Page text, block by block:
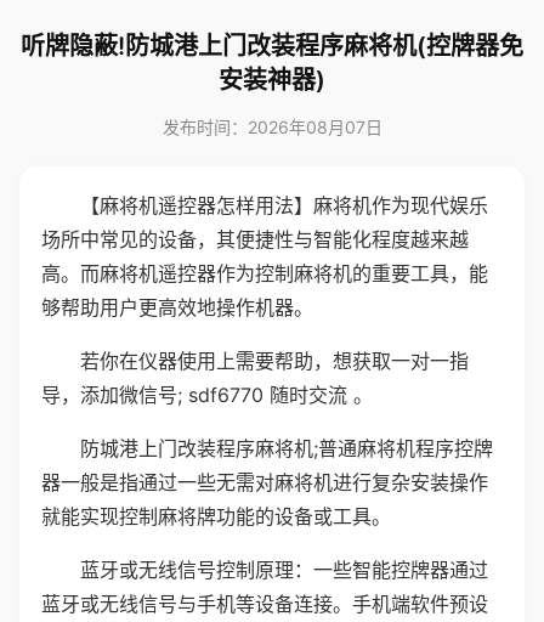
听牌隐蔽!防城港上门改装程序麻将机(控牌器免
安装神器)
发布时间：2026年08月07日
【麻将机遥控器怎样用法】麻将机作为现代娱乐
场所中常见的设备，其便捷性与智能化程度越来越
高。而麻将机遥控器作为控制麻将机的重要工具，能
够帮助用户更高效地操作机器。
若你在仪器使用上需要帮助，想获取一对一指
导，添加微信号; sdf6770 随时交流 。
防城港上门改装程序麻将机;普通麻将机程序控牌
器一般是指通过一些无需对麻将机进行复杂安装操作
就能实现控制麻将牌功能的设备或工具。
蓝牙或无线信号控制原理：一些智能控牌器通过
蓝牙或无线信号与手机等设备连接。手机端软件预设